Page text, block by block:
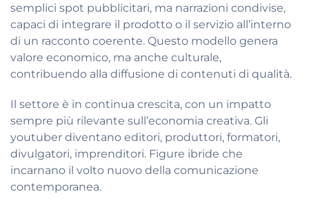
semplici spot pubblicitari, ma narrazioni condivise,
capaci di integrare il prodotto o il servizio all’interno
di un racconto coerente. Questo modello genera
valore economico, ma anche culturale,
contribuendo alla diffusione di contenuti di qualità.
Il settore è in continua crescita, con un impatto
sempre più rilevante sull’economia creativa. Gli
youtuber diventano editori, produttori, formatori,
divulgatori, imprenditori. Figure ibride che
incarnano il volto nuovo della comunicazione
contemporanea.